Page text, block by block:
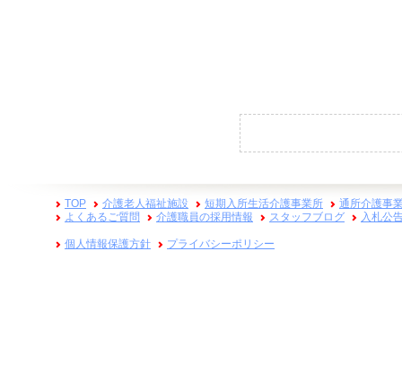
TOP 介護老人福祉施設 短期入所生活介護事業所
通所介護事
よくあるご質問
介護職員の採用情報 スタッフブログ 入札公
個人情報保護方針 プライバシーポリシー